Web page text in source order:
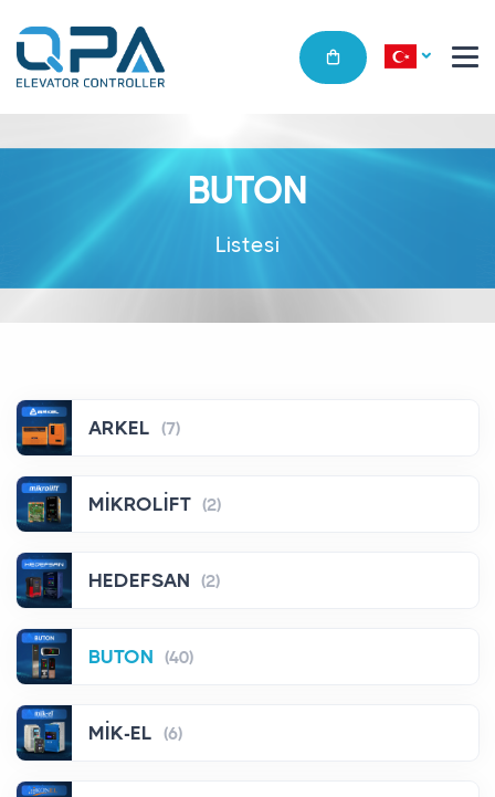
BUTON
Listesi
ARKEL (7)
MİKROLİFT (2)
HEDEFSAN (2)
BUTON (40)
MİK-EL (6)